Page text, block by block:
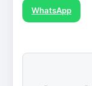
WhatsApp